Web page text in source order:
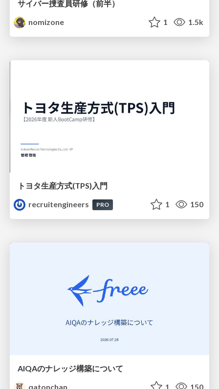
サイバー捜査員研修（前半）
nomizone
1 1.5k
トヨタ⽣産⽅式(TPS)⼊⾨
recruitengineers
PRO 1 150
AIQAのナレッジ構築について
qatonchan
1 150